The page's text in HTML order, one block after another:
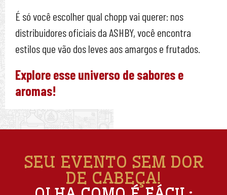
É só você escolher qual chopp vai querer: nos
distribuidores oficiais da ASHBY, você encontra
estilos que vão dos leves aos amargos e frutados.
Explore esse universo de sabores e
aromas!
SEU EVENTO SEM DOR
DE CABEÇA!